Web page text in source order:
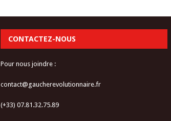
CONTACTEZ-NOUS
Pour nous joindre :
contact@gaucherevolutionnaire.fr
(+33) 07.81.32.75.89